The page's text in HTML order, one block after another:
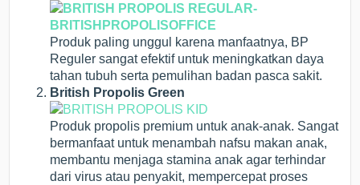
Produk paling unggul karena manfaatnya, BP
Reguler sangat efektif untuk meningkatkan daya
tahan tubuh serta pemulihan badan pasca sakit.
British Propolis Green
Produk propolis premium untuk anak-anak. Sangat
bermanfaat untuk menambah nafsu makan anak,
membantu menjaga stamina anak agar terhindar
dari virus atau penyakit, mempercepat proses